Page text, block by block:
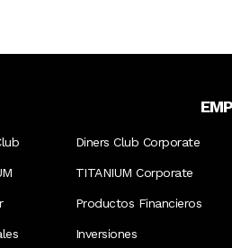
Diners Club Corporate
TITANIUM Corporate
Productos Financieros
Inversiones